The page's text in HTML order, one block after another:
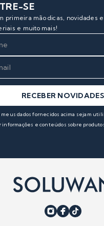
SE
primeira mão dicas, novidades
e muito mais!
RECEBER NOVIDADES
dados fornecidos acima sejam
e conteúdos sobre